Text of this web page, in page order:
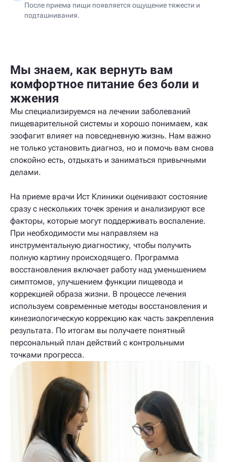
После приема пищи появляется ощущение тяжести и
подташнивания.
Мы знаем, как вернуть вам
комфортное питание без боли и
жжения
Мы специализируемся на лечении заболеваний
пищеварительной системы и хорошо понимаем, как
эзофагит влияет на повседневную жизнь. Нам важно
не только установить диагноз, но и помочь вам снова
спокойно есть, отдыхать и заниматься привычными
делами.
На приеме врачи Ист Клиники оценивают состояние
сразу с нескольких точек зрения и анализируют все
факторы, которые могут поддерживать воспаление.
При необходимости мы направляем на
инструментальную диагностику, чтобы получить
полную картину происходящего. Программа
восстановления включает работу над уменьшением
симптомов, улучшением функции пищевода и
коррекцией образа жизни. В процессе лечения
используем современные методы восстановления и
кинезиологическую коррекцию как часть закрепления
результата. По итогам вы получаете понятный
персональный план действий с контрольными
точками прогресса.